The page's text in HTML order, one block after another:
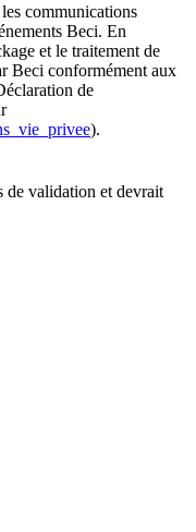
communications
Beci. En
et le traitement de
Beci conformément aux
de
).
de validation et devrait